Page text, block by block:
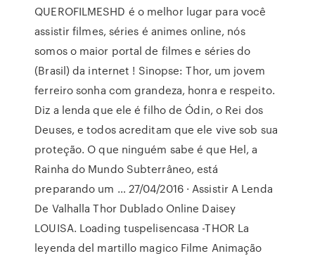
QUEROFILMESHD é o melhor lugar para você
assistir filmes, séries é animes online, nós
somos o maior portal de filmes e séries do
(Brasil) da internet ! Sinopse: Thor, um jovem
ferreiro sonha com grandeza, honra e respeito.
Diz a lenda que ele é filho de Ódin, o Rei dos
Deuses, e todos acreditam que ele vive sob sua
proteção. O que ninguém sabe é que Hel, a
Rainha do Mundo Subterrâneo, está
preparando um … 27/04/2016 · Assistir A Lenda
De Valhalla Thor Dublado Online Daisey
LOUISA. Loading tuspelisencasa -THOR La
leyenda del martillo magico Filme Animação